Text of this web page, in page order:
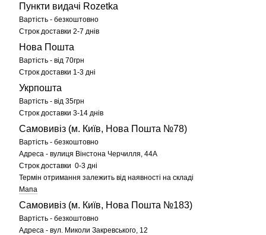
Пункти видачі Rozetka
Вартість - безкоштовно
Строк доставки 2-7 днів
Нова Пошта
Вартість - від 70грн
Строк доставки 1-3 дні
Укрпошта
Вартість - від 35грн
Строк доставки 3-14 днів
Самовивіз (м. Київ, Нова Пошта №78)
Вартість - безкоштовно
Адреса - вулиця Вінстона Черчилля, 44А
Строк доставки 0-3 дні
Термін отримання залежить від наявності на складі
Мапа
Самовивіз (м. Київ, Нова Пошта №183)
Вартість - безкоштовно
Адреса - вул. Миколи Закревського, 12